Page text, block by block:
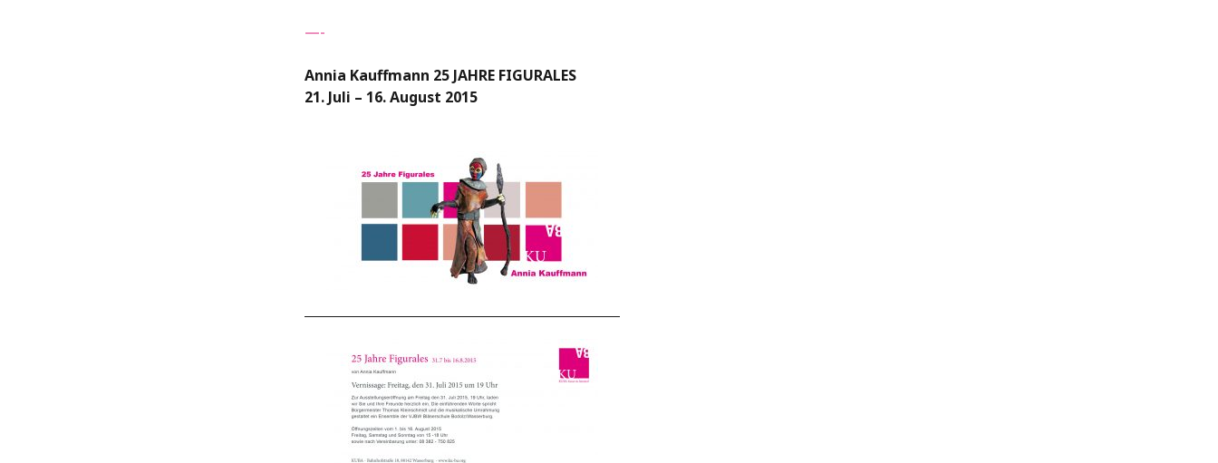
—-
Annia Kauffmann 25 JAHRE FIGURALES
21. Juli – 16. August 2015